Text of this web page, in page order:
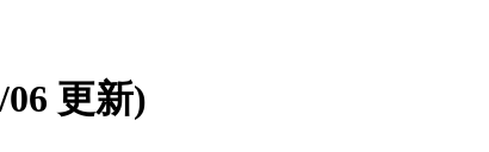
06 更新)